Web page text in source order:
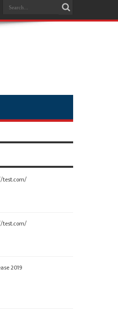
test.com/
test.com/
2019